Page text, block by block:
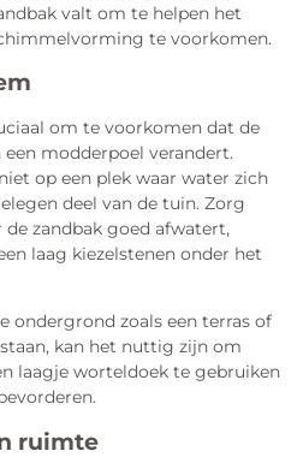
valt om te helpen het
te voorkomen.
om te voorkomen dat de
modderpoel verandert.
op een plek waar water zich
deel van de tuin. Zorg
zandbak goed afwatert,
laag kiezelstenen onder het
ondergrond zoals een terras of
kan het nuttig zijn om
laagje worteldoek te gebruiken
ruimte